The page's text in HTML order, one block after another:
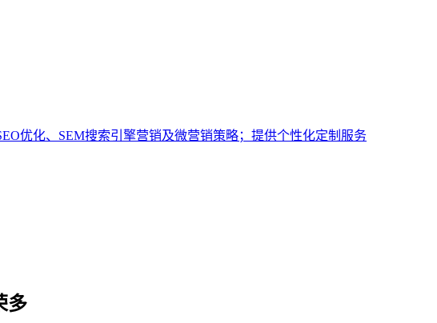
优化、SEM搜索引擎营销及微营销策略；提供个性化定制服务
多